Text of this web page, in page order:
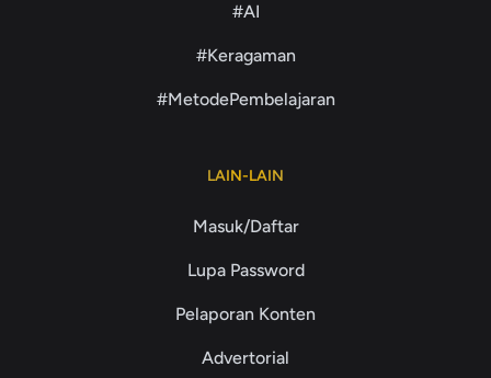
#AI
#Keragaman
#MetodePembelajaran
LAIN-LAIN
Masuk/Daftar
Lupa Password
Pelaporan Konten
Advertorial